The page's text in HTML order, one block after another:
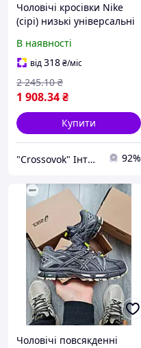
Чоловічі кросівки Nike
(сірі) низькі універсальні
В наявності
від318₴/міс
1 908.34₴
2 245.10 ₴
Купити
"Crossovok" Інтернет-магазин 92%
Чоловічі повсякденні